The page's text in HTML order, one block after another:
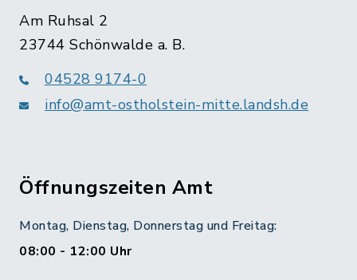
Am Ruhsal 2
23744 Schönwalde a. B.
04528 9174-0
info@amt-ostholstein-mitte.landsh.de
Öffnungszeiten Amt
Montag, Dienstag, Donnerstag und Freitag:
08:00 - 12:00 Uhr